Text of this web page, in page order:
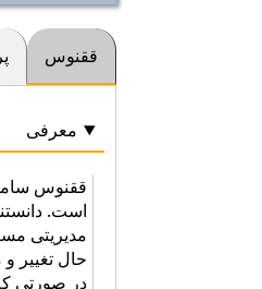
ققنوس
معرفی
ققنوس
است.
مدیریتی
حال تغییر
در صورتی